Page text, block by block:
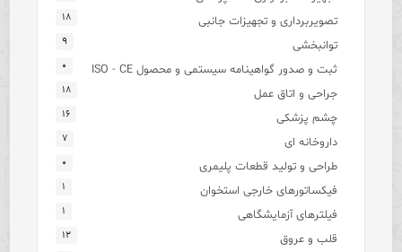
تصویربرداری و تجهیزات جانبی ۱۸
توانبخشی ۹
ثبت و صدور گواهینامه سیستمی و محصول ISO - CE ۰
جراحی و اتاق عمل ۱۸
چشم پزشکی ۱۶
داروخانه ای ۷
طراحی و تولید قطعات پلیمری ۰
فیکساتورهای خارجی استخوان ۱
فیلترهای آزمایشگاهی ۱
قلب و عروق ۱۲